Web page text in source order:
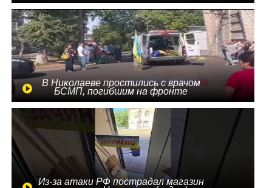
В Николаеве простились с врачом
БСМП, погибшим на фронте
Из-за атаки РФ пострадал магазин